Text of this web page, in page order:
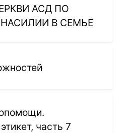
АСД ПО
В СЕМЬЕ
часть 7